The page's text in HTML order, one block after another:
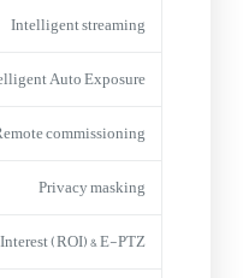
Intelligent streaming
Auto Exposure
commissioning
Privacy masking
(ROI) & E-PTZ